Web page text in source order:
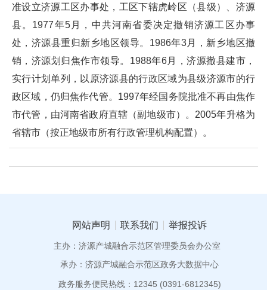
准设立济源工区办事处，工区下辖虎岭区（县级）、济源
县。1977年5月，中共河南省委决定撤销济源工区办事
处，济源县重归新乡地区领导。1986年3月，新乡地区撤
销，济源划归焦作市领导。1988年6月，济源撤县建市，
实行计划单列，以原济源县的行政区域为县级济源市的行
政区域，仍归焦作代管。1997年经国务院批准不再由焦作
市代管，由河南省政府直辖（副地级市）。2005年升格为
省辖市（按正地级市所有行政管理机构配置）。
网站声明 联系我们 举报投诉
主办：济源产城融合示范区管理委员会办公室
承办：济源产城融合示范区政务大数据中心
政务服务便民热线：12345 (0391-6812345)